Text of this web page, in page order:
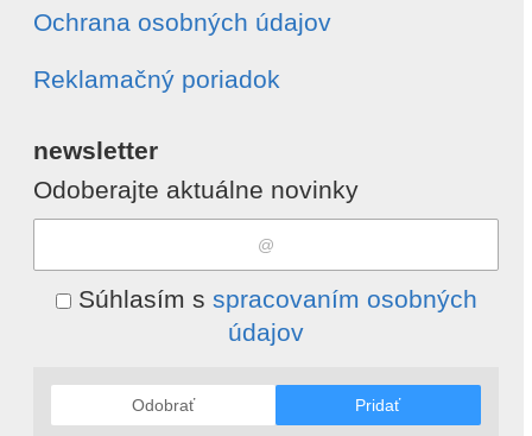
Ochrana osobných údajov
Reklamačný poriadok
newsletter
Odoberajte aktuálne novinky
Súhlasím s spracovaním osobných
údajov
Odobrať Pridať